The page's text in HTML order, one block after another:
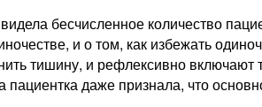
бесчисленное количество
и о том, как избежать
тишину, и рефлексивно
пациентка даже признала, что